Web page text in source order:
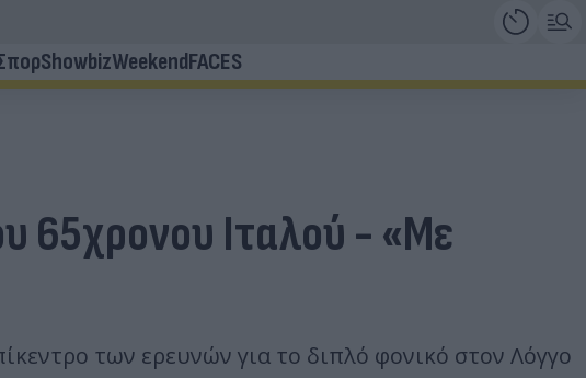
ShowbizWeekendFACES
65χρονου Ιταλού - «Με
των ερευνών για το διπλό φονικό στον Λόγγο